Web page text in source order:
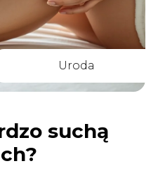
Uroda
suchą